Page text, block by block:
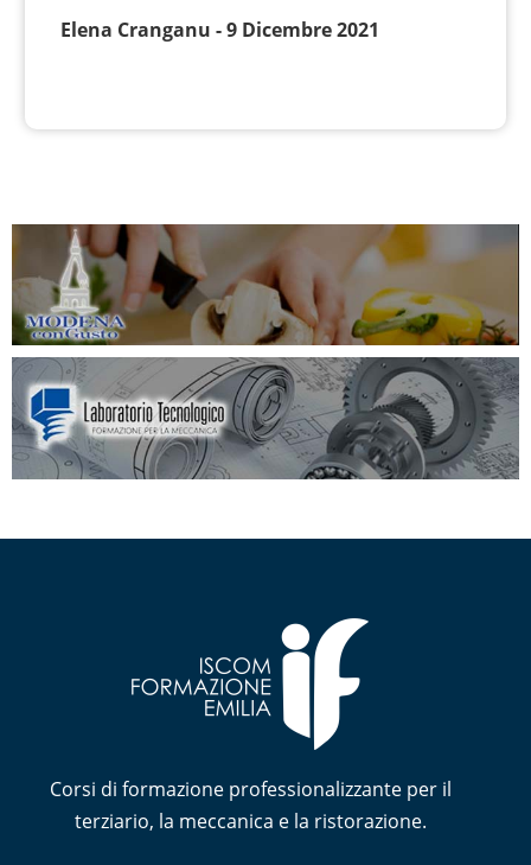
Elena Cranganu - 9 Dicembre 2021
Corsi di formazione professionalizzante per il
terziario, la meccanica e la ristorazione.